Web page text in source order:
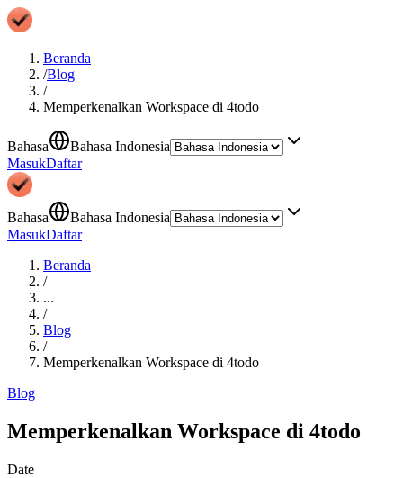
Beranda
/Blog
/
Memperkenalkan Workspace di 4todo
Bahasa
Bahasa Indonesia
MasukDaftar
Bahasa
Bahasa Indonesia
MasukDaftar
Beranda
/
...
/
Blog
/
Memperkenalkan Workspace di 4todo
Blog
Memperkenalkan Workspace di 4todo
Date